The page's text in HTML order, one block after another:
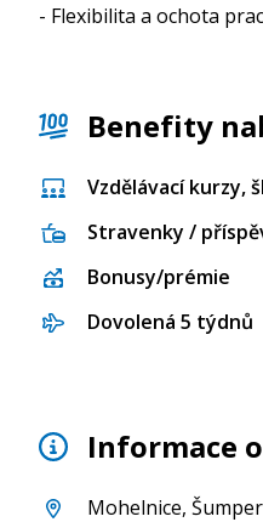
- Flexibilita a ochota
Benefity
Vzdělávací kurzy,
Stravenky /
Bonusy/prémie
Dovolená 5 týdnů
Informace
Mohelnice,